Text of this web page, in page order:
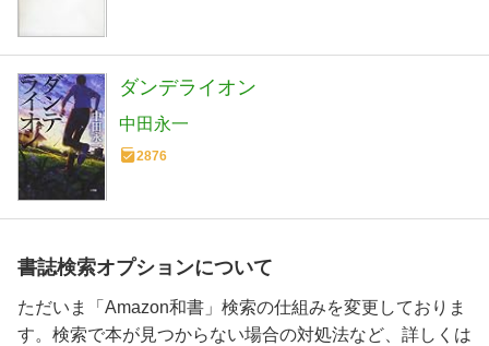
ダンデライオン
中田永一
2876
書誌検索オプションについて
ただいま「Amazon和書」検索の仕組みを変更しておりま
す。検索で本が見つからない場合の対処法など、詳しくは